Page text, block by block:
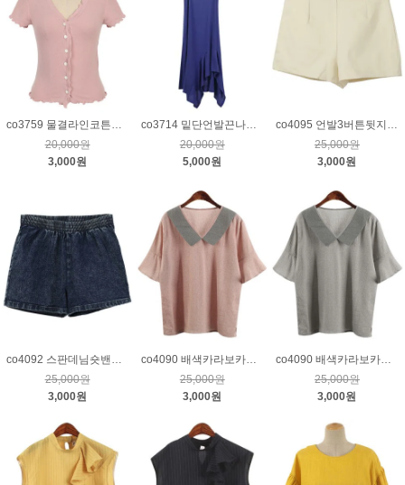
co3759 물결라인코튼가디건_핑크
20,000원
3,000원
co3714 밑단언발끈나시원피스_블루
20,000원
5,000원
co4095 언발3버튼뒷지퍼스판하프팬츠_아이보리S
25,000원
3,000원
co4092 스판데님숏밴딩팬츠_진청S
25,000원
3,000원
co4090 배색카라보카시면블라우스_레드
25,000원
3,000원
co4090 배색카라보카시면블라우스_그레이
25,000원
3,000원